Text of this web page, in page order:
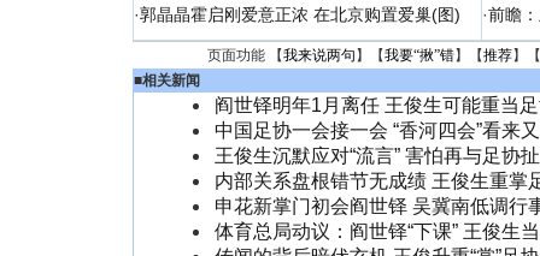
·郭晶晶霍启刚爱意正浓 在北京购置爱巢(图) ·前瞻
页面功能 【我来说两句 】【我要“揪”错】【推荐】
■相关新闻
阎世铎明年1月离任 王俊生可能重当
中国足协一会接一会 “香河四会”看来
王俊生沉默应对“流言” 害怕再与足协
内部关系盘根错节无成绩 王俊生重掌
申花新掌门初会阎世铎 吴冀南低调行
体育总局动议：阎世铎“下课” 王俊生